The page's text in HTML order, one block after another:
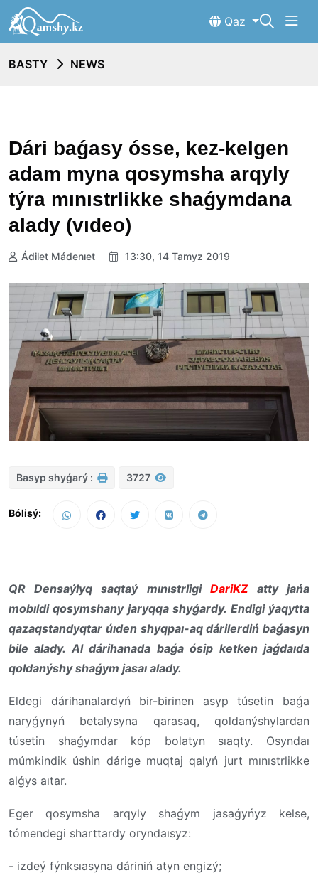
Qaz
BASTY NEWS
Dári baǵasy ósse, kez-kelgen
adam myna qosymsha arqyly
týra mınıstrlikke shaǵymdana
alady (vıdeo)
Ádilet Mádenıet 13:30, 14 Tamyz 2019
Basyp shyǵarý : 3727
Bólisý:
QR Densaýlyq saqtaý mınıstrligi DariKZatty jańa
mobıldi qosymshany jaryqqa shyǵardy. Endigi ýaqytta
qazaqstandyqtar úıden shyqpaı-aq dárilerdiń baǵasyn
bile alady. Al dárihanada baǵa ósip ketken jaǵdaıda
qoldanýshy shaǵym jasaı alady.
Eldegi dárihanalardyń bir-birinen asyp túsetin baǵa
naryǵynyń betalysyna qarasaq, qoldanýshylardan
túsetin shaǵymdar kóp bolatyn sıaqty. Osyndaı
múmkindik úshin dárige muqtaj qalyń jurt mınıstrlikke
alǵys aıtar.
Eger qosymsha arqyly shaǵym jasaǵyńyz kelse,
tómendegi sharttardy oryndaısyz:
- izdeý fýnksıasyna dáriniń atyn engizý;